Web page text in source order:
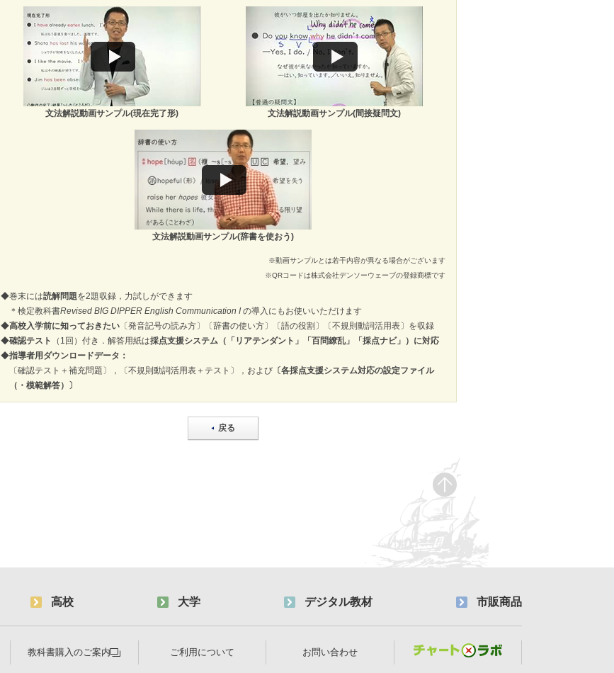
文法解説動画サンプル(現在完了形) 文法解説動画サンプル(間接疑問文)
文法解説動画サンプル(辞書を使おう)
※動画サンプルとは若干内容が異なる場合がございます
※QRコードは株式会社デンソーウェーブの登録商標です
◆巻末には読解問題を2題収録，力試しができます
＊検定教科書Revised BIG DIPPER English Communication Iの導入にもお使いいただけます
◆高校入学前に知っておきたい 〔発音記号の読み方〕〔辞書の使い方〕〔語の役割〕〔不規則動詞活用表〕を収録
◆確認テスト （1回）付き．解答用紙は採点支援システム（「リアテンダント」「百問繚乱」「採点ナビ」）に対応
◆指導者用ダウンロードデータ：
〔確認テスト＋補充問題〕，〔不規則動詞活用表＋テスト〕，および〔各採点支援システム対応の設定ファイル
（・模範解答）〕
戻る
高校 大学 デジタル教材 市販商品
教科書購入のご案内 ご利用について お問い合わせ